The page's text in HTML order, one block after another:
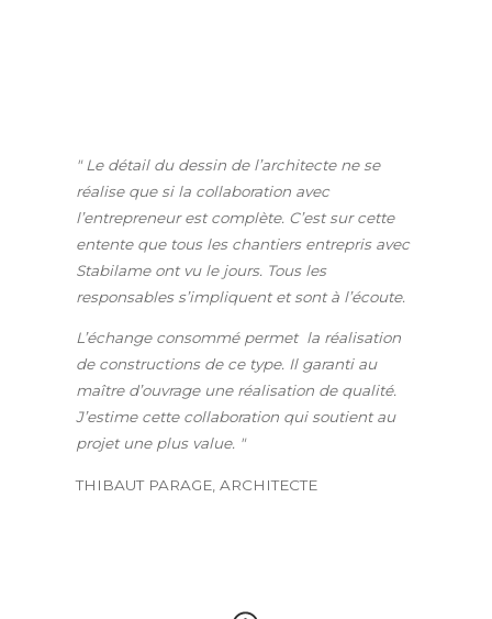
" Le détail du dessin de l’architecte ne se
réalise que si la collaboration avec
l’entrepreneur est complète. C’est sur cette
entente que tous les chantiers entrepris avec
Stabilame ont vu le jours. Tous les
responsables s’impliquent et sont à l’écoute.
L’échange consommé permet la réalisation
de constructions de ce type. Il garanti au
maître d’ouvrage une réalisation de qualité.
J’estime cette collaboration qui soutient au
projet une plus value. "
THIBAUT PARAGE, ARCHITECTE